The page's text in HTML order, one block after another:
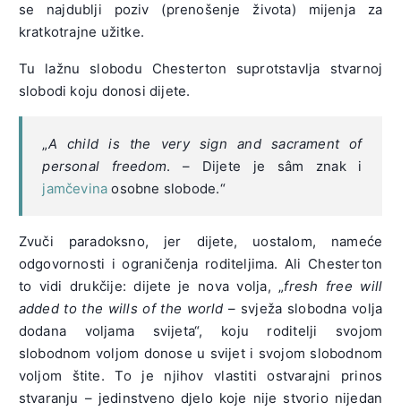
se najdublji poziv (prenošenje života) mijenja za
kratkotrajne užitke.
Tu lažnu slobodu Chesterton suprotstavlja stvarnoj
slobodi koju donosi dijete.
„A child is the very sign and sacrament of
personal freedom. – Dijete je sâm znak i
jamčevina osobne slobode.“
Zvuči paradoksno, jer dijete, uostalom, nameće
odgovornosti i ograničenja roditeljima. Ali Chesterton
to vidi drukčije: dijete je nova volja, „fresh free will
added to the wills of the world – svježa slobodna volja
dodana voljama svijeta“, koju roditelji svojom
slobodnom voljom donose u svijet i svojom slobodnom
voljom štite. To je njihov vlastiti ostvarajni prinos
stvaranju – jedinstveno djelo koje nije stvorio nijedan